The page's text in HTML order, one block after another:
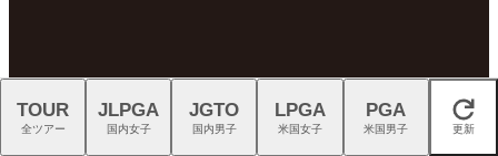
閉じる
TOUR
全ツアー
JLPGA
国内女子
JGTO
国内男子
LPGA
米国女子
PGA
米国男子 更新